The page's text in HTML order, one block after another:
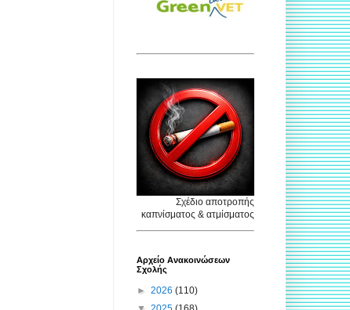
Σχέδιο αποτροπής
καπνίσματος & ατμίσματος
Αρχείο Ανακοινώσεων
Σχολής
► 2026 (110)